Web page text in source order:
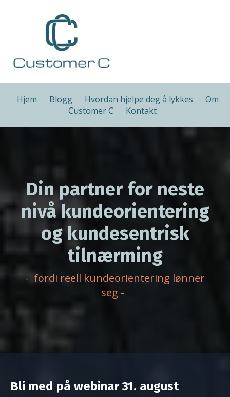
Hjem Blogg Hvordan hjelpe deg å lykkes
Om
Customer C
Kontakt
Din partner for neste
nivå kundeorientering
ogkundesentrisk
tilnærming
- fordi reell kundeorientering lønner
seg -
Bli med på webinar 31. august